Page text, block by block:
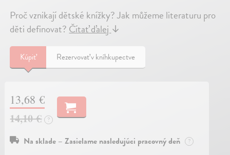
Proč vznikají dětské knížky? Jak můžeme literaturu pro
děti definovat?Čítať ďalej↓
Kúpiť Rezervovať v kníhkupectve
13,68 €
14,10 €
?
Na sklade – Zasielame nasledujúci pracovný deň ?